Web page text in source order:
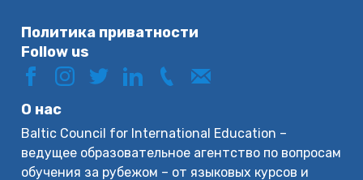
Политика приватности
Follow us
О нас
Baltic Council for International Education –
ведущее образовательное агентство по вопросам
обучения за рубежом – от языковых курсов и